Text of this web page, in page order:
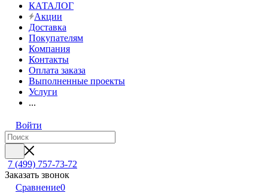
КАТАЛОГ
Акции
Доставка
Покупателям
Компания
Контакты
Оплата заказа
Выполненные проекты
Услуги
...
Войти
7 (499) 757-73-72
Заказать звонок
Сравнение0